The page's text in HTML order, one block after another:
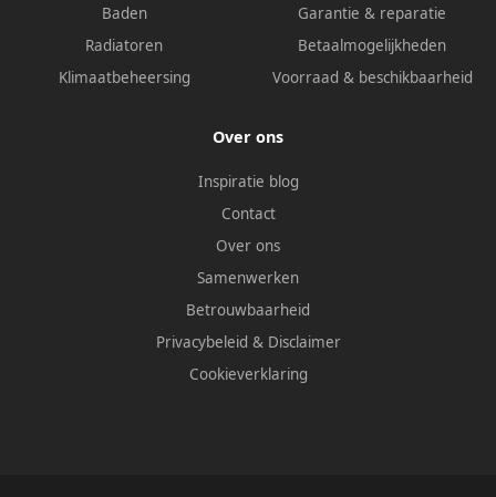
Baden
Radiatoren
Klimaatbeheersing
Garantie & reparatie
Betaalmogelijkheden
Voorraad & beschikbaarheid
Over ons
Inspiratie blog
Contact
Over ons
Samenwerken
Betrouwbaarheid
Privacybeleid & Disclaimer
Cookieverklaring